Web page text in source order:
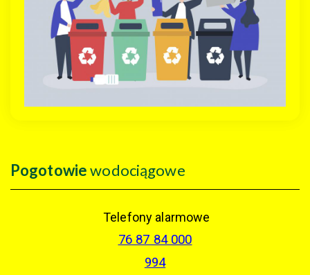
Pogotowiewodociągowe
Telefony alarmowe
76 87 84 000
994